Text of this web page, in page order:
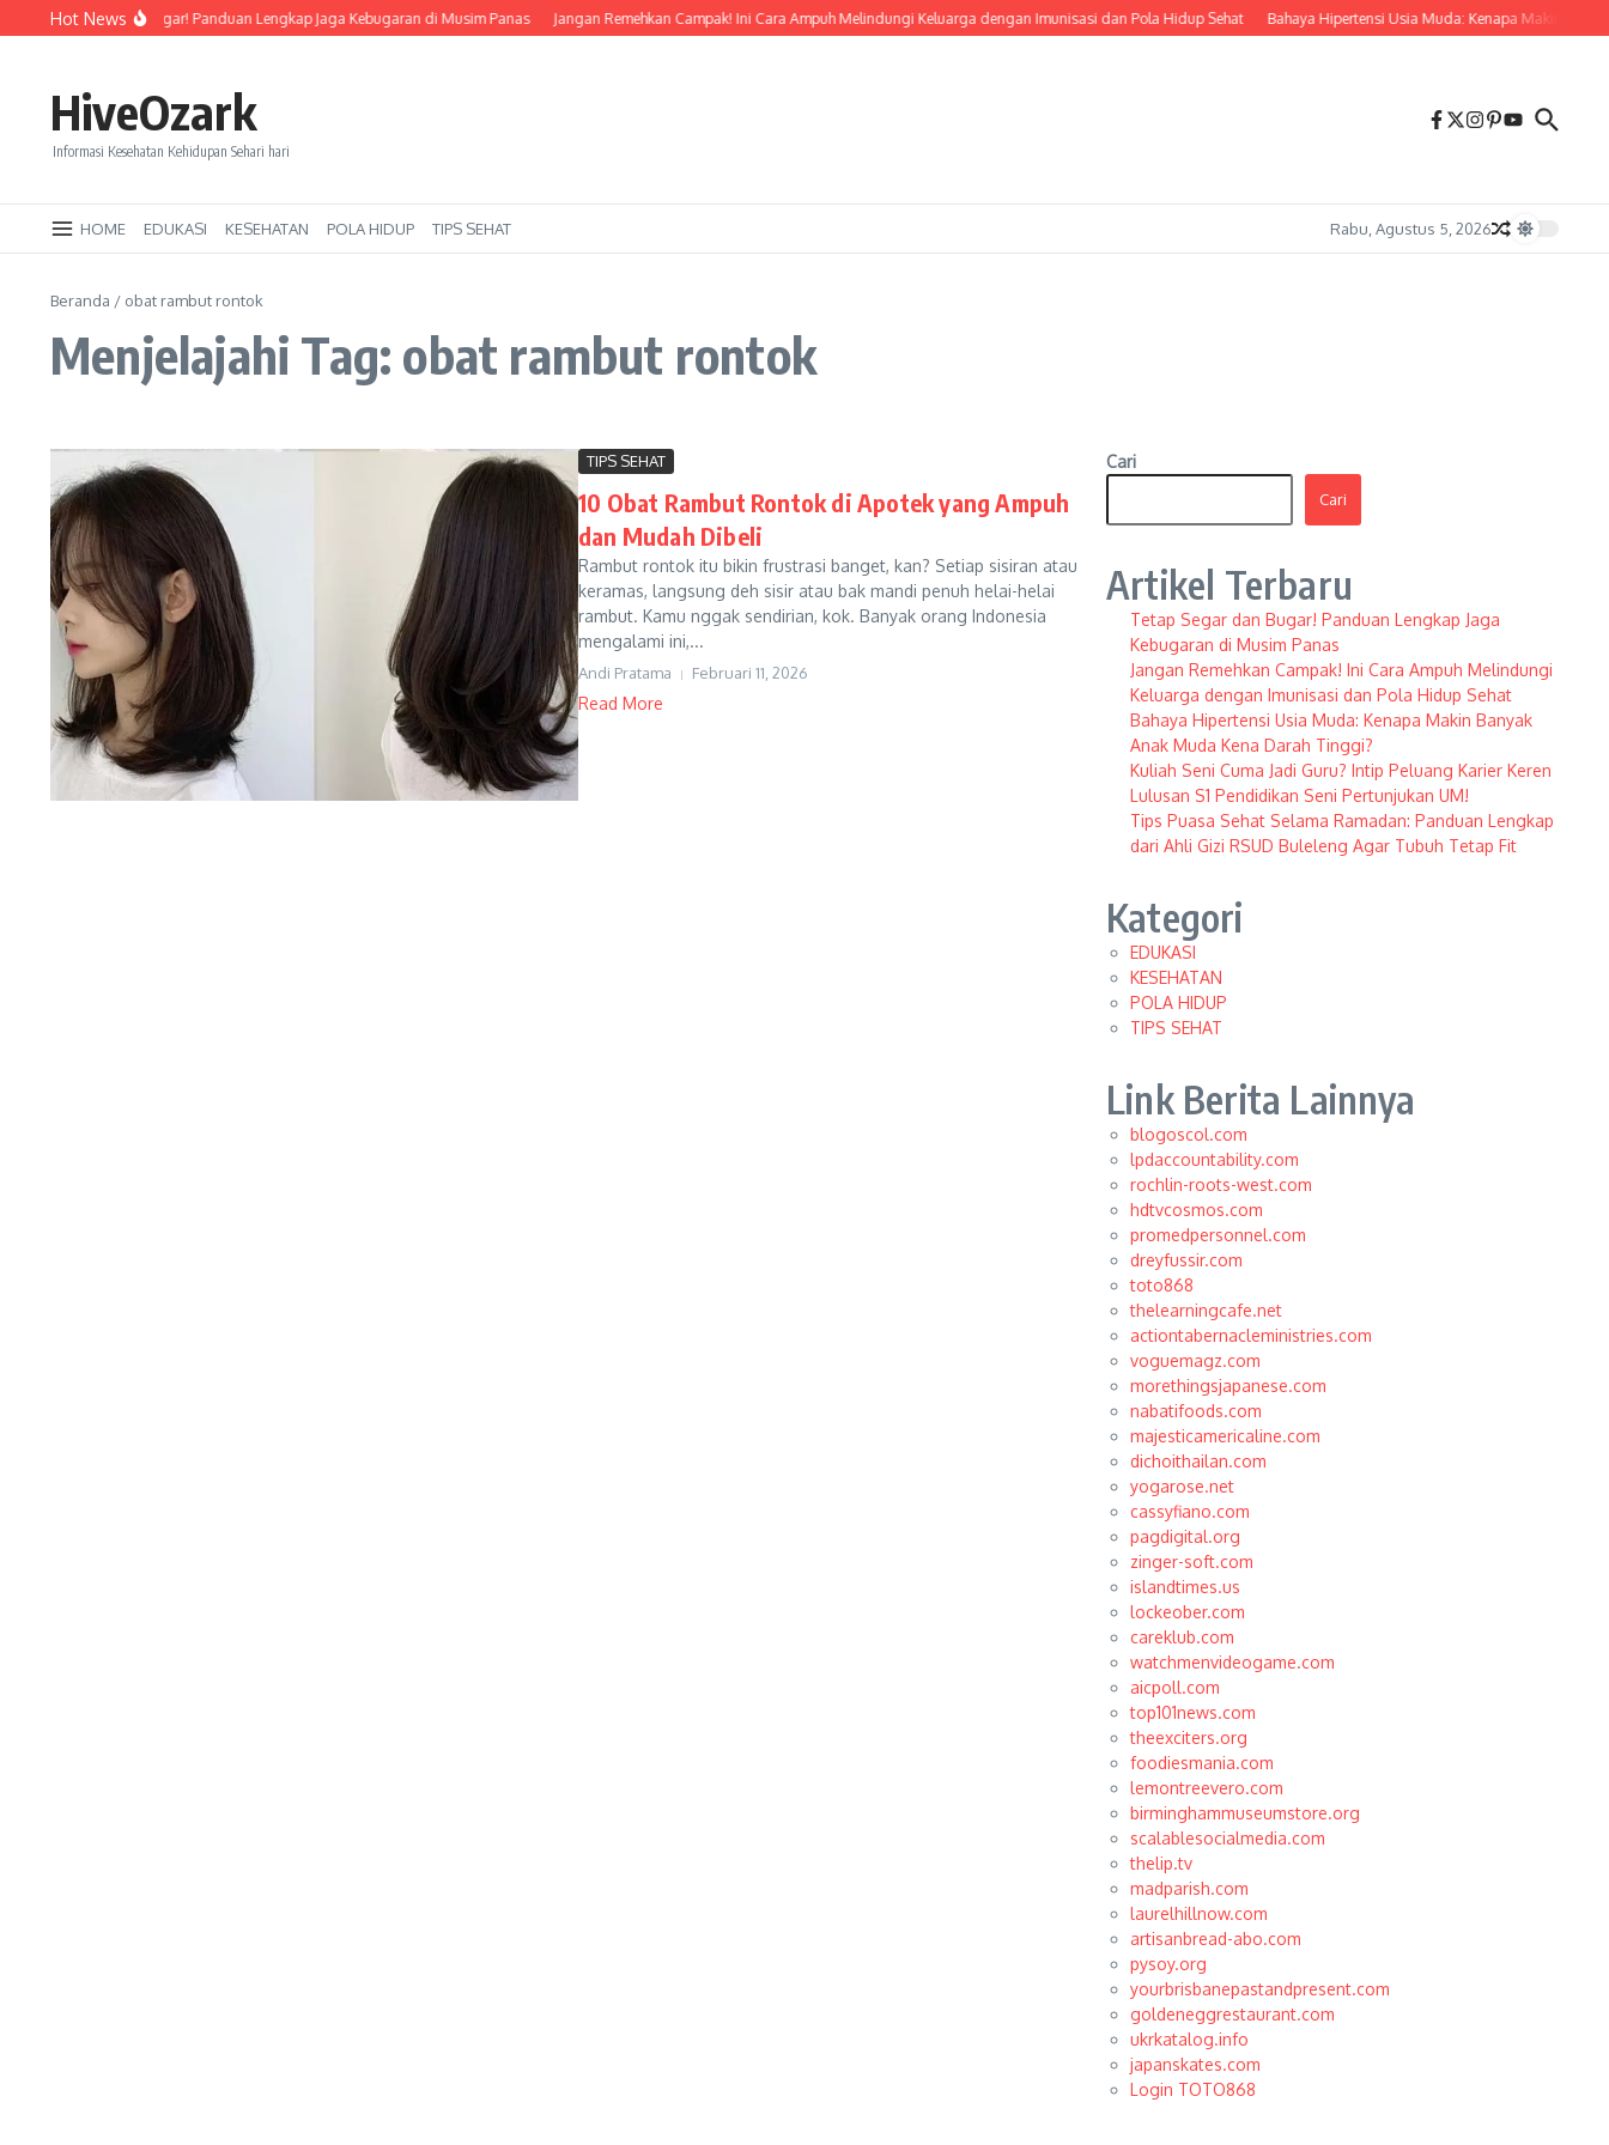
Lewati ke konten
Hot News
Tetap Segar dan Bugar! Panduan Lengkap Jaga Kebugaran di Musim Panas Jangan Remehkan Campak! Ini Cara Ampuh Melindungi Keluarga dengan Imunisasi dan Pola Hidup Sehat Bahaya Hipertensi Usia Muda: Kenapa Makin
HiveOzark
Informasi Kesehatan Kehidupan Sehari hari
HOME EDUKASI KESEHATAN POLA HIDUP TIPS SEHAT Rabu, Agustus 5, 2026
Beranda / obat rambut rontok
Menjelajahi Tag: obat rambut rontok
TIPS SEHAT
10 Obat Rambut Rontok di Apotek yang Ampuh
dan Mudah Dibeli
Rambut rontok itu bikin frustrasi banget, kan? Setiap sisiran atau
keramas, langsung deh sisir atau bak mandi penuh helai-helai
rambut. Kamu nggak sendirian, kok. Banyak orang Indonesia
mengalami ini,...
Andi Pratama Februari 11, 2026
Read More
Cari
Cari
Artikel Terbaru
Tetap Segar dan Bugar! Panduan Lengkap Jaga
Kebugaran di Musim Panas
Jangan Remehkan Campak! Ini Cara Ampuh Melindungi
Keluarga dengan Imunisasi dan Pola Hidup Sehat
Bahaya Hipertensi Usia Muda: Kenapa Makin Banyak
Anak Muda Kena Darah Tinggi?
Kuliah Seni Cuma Jadi Guru? Intip Peluang Karier Keren
Lulusan S1 Pendidikan Seni Pertunjukan UM!
Tips Puasa Sehat Selama Ramadan: Panduan Lengkap
dari Ahli Gizi RSUD Buleleng Agar Tubuh Tetap Fit
Kategori
EDUKASI
KESEHATAN
POLA HIDUP
TIPS SEHAT
Link Berita Lainnya
blogoscol.com
lpdaccountability.com
rochlin-roots-west.com
hdtvcosmos.com
promedpersonnel.com
dreyfussir.com
toto868
thelearningcafe.net
actiontabernacleministries.com
voguemagz.com
morethingsjapanese.com
nabatifoods.com
majesticamericaline.com
dichoithailan.com
yogarose.net
cassyfiano.com
pagdigital.org
zinger-soft.com
islandtimes.us
lockeober.com
careklub.com
watchmenvideogame.com
aicpoll.com
top101news.com
theexciters.org
foodiesmania.com
lemontreevero.com
birminghammuseumstore.org
scalablesocialmedia.com
thelip.tv
madparish.com
laurelhillnow.com
artisanbread-abo.com
pysoy.org
yourbrisbanepastandpresent.com
goldeneggrestaurant.com
ukrkatalog.info
japanskates.com
Login TOTO868